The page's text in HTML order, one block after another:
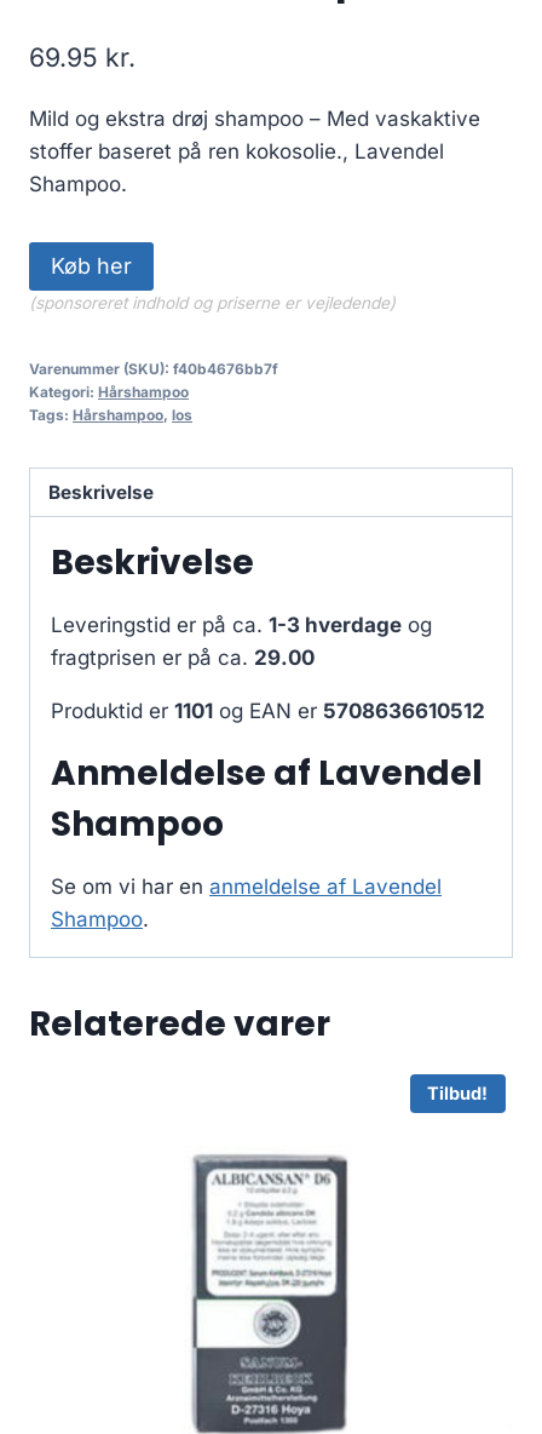
69.95 kr.
Mild og ekstra drøj shampoo – Med vaskaktive
stoffer baseret på ren kokosolie., Lavendel
Shampoo.
Køb her
(sponsoreret indhold og priserne er vejledende)
Varenummer (SKU): f40b4676bb7f
Kategori: Hårshampoo
Tags: Hårshampoo, los
Beskrivelse
Beskrivelse
Leveringstid er på ca. 1-3 hverdage og
fragtprisen er på ca. 29.00
Produktid er 1101 og EAN er 5708636610512
Anmeldelse af Lavendel
Shampoo
Se om vi har en anmeldelse af Lavendel
Shampoo.
Relaterede varer
Tilbud!